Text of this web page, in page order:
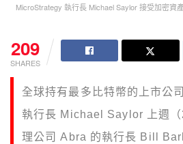
MicroStrategy 執行長 Michael Saylor 接受加密資
209
SHARES
全球持有最多比特幣的上市公
執行長 Michael Saylor 上週（
理公司 Abra 的執行長 Bill